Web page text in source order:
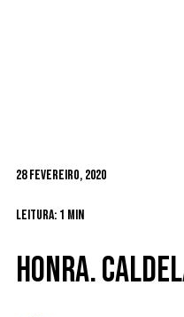
28 Fevereiro, 2020
Leitura: 1 min
Honra.